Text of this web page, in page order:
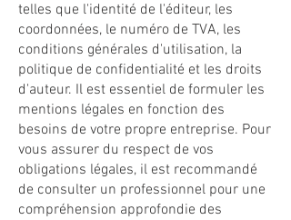
telles que l'identité de l'éditeur, les
coordonnées, le numéro de TVA, les
conditions générales d'utilisation, la
politique de confidentialité et les droits
d'auteur. Il est essentiel de formuler les
mentions légales en fonction des
besoins de votre propre entreprise. Pour
vous assurer du respect de vos
obligations légales, il est recommandé
de consulter un professionnel pour une
compréhension approfondie des